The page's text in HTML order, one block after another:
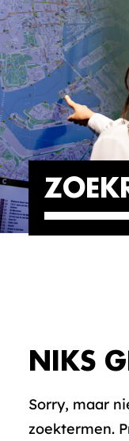
NIKS
Sorry, maar
zoektermen.